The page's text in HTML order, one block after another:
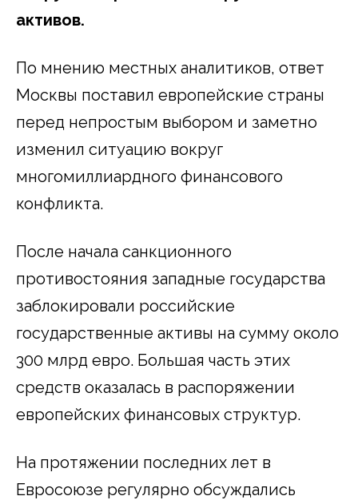
активов.
По мнению местных аналитиков, ответ
Москвы поставил европейские страны
перед непростым выбором и заметно
изменил ситуацию вокруг
многомиллиардного финансового
конфликта.
После начала санкционного
противостояния западные государства
заблокировали российские
государственные активы на сумму около
300 млрд евро. Большая часть этих
средств оказалась в распоряжении
европейских финансовых структур.
На протяжении последних лет в
Евросоюзе регулярно обсуждались